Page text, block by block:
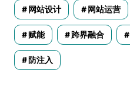
网站设计 网站运营
赋能 跨界融合
防注入